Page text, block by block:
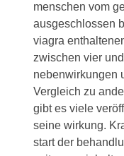
menschen vom
ausgeschlossen
viagra
zwischen vier
nebenwirkungen
Vergleich zu
gibt es viele
seine wirkung.
start der